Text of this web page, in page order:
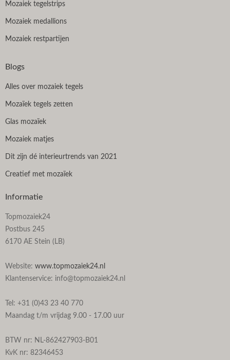
Mozaiek tegelstrips
Mozaiek medallions
Mozaiek restpartijen
Blogs
Alles over mozaiek tegels
Mozaïek tegels zetten
Glas mozaïek
Mozaiek matjes
Dit zijn dé interieurtrends van 2021
Creatief met mozaïek
Informatie
Topmozaiek24
Postbus 245
6170 AE Stein (LB)
Website: www.topmozaiek24.nl
Klantenservice: info@topmozaiek24.nl
Tel: +31 (0)43 23 40 770
Maandag t/m vrijdag 9.00 - 17.00 uur
BTW nr: NL-862427903-B01
KvK nr: 82346453